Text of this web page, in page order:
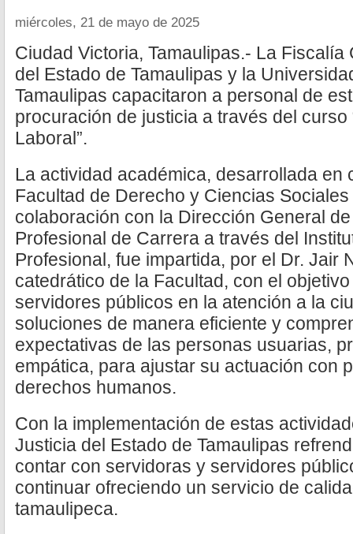
miércoles, 21 de mayo de 2025
Ciudad Victoria, Tamaulipas.- La Fiscalía
del Estado de Tamaulipas y la
Tamaulipas capacitaron a personal de
procuración de justicia a través del curso
Laboral”.
La actividad académica, desarrollada en
Facultad de Derecho y Ciencias
colaboración con la Dirección General
Profesional de Carrera a través del
Profesional, fue impartida, por el Dr. Jair
catedrático de la Facultad, con el
servidores públicos en la atención a la
soluciones de manera eficiente y
expectativas de las personas usuarias,
empática, para ajustar su actuación con
derechos humanos.
Con la implementación de estas
Justicia del Estado de Tamaulipas
contar con servidoras y servidores
continuar ofreciendo un servicio de
tamaulipeca.